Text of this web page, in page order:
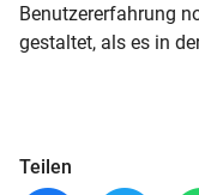
Benutzererfahrung
gestaltet, als es in
Teilen